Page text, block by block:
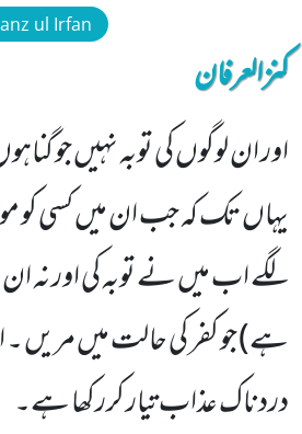
ul Irfan
کنزالعرفان
اور ان لوگوں کی توبہ نہیں جو
یہاں تک کہ جب ان میں کسی کو
لگے اب میں نے توبہ کی اور نہ ان
ہے) جو کفر کی حالت میں
دردناک عذاب تیار کررکھا ہے۔